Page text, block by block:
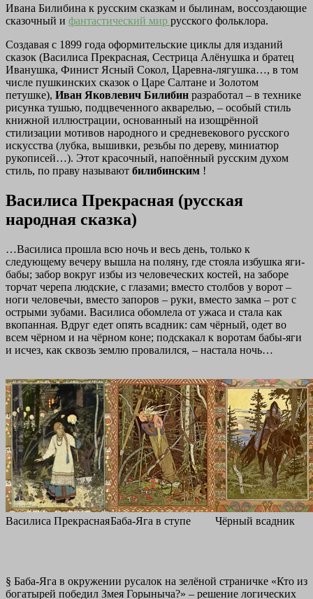
Ивана Билибина к русским сказкам и былинам, воссоздающие
сказочный и фантастический мир русского фольклора.
Создавая с 1899 года оформительские циклы для изданий
сказок (Василиса Прекрасная, Сестрица Алёнушка и братец
Иванушка, Финист Ясный Сокол, Царевна-лягушка…, в том
числе пушкинских сказок о Царе Салтане и Золотом
петушке), Иван Яковлевич Билибин разработал – в технике
рисунка тушью, подцвеченного акварелью, – особый стиль
книжной иллюстрации, основанный на изощрённой
стилизации мотивов народного и средневекового русского
искусства (лубка, вышивки, резьбы по дереву, миниатюр
рукописей…). Этот красочный, напоённый русским духом
стиль, по праву называют билибинским !
Василиса Прекрасная (русская
народная сказка)
…Василиса прошла всю ночь и весь день, только к
следующему вечеру вышла на поляну, где стояла избушка яги-
бабы; забор вокруг избы из человеческих костей, на заборе
торчат черепа людские, с глазами; вместо столбов у ворот –
ноги человечьи, вместо запоров – руки, вместо замка – рот с
острыми зубами. Василиса обомлела от ужаса и стала как
вкопанная. Вдруг едет опять всадник: сам чёрный, одет во
всем чёрном и на чёрном коне; подскакал к воротам бабы-яги
и исчез, как сквозь землю провалился, – настала ночь…
Василиса ПрекраснаяБаба-Яга в ступе Чёрный всадник
§ Баба-Яга в окружении русалок на зелёной страничке «Кто из
богатырей победил Змея Горыныча?» – решение логических